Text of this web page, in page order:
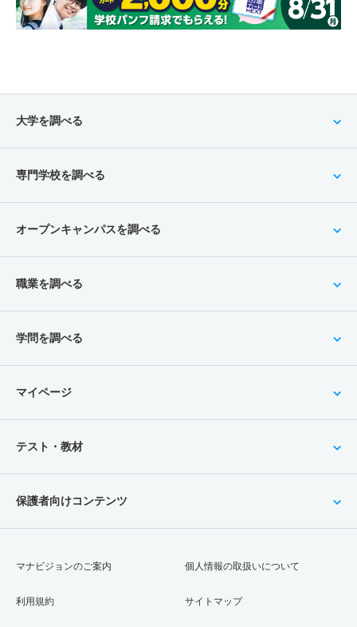
大学を調べる
専門学校を調べる
オープンキャンパスを調べる
職業を調べる
学問を調べる
マイページ
テスト・教材
保護者向けコンテンツ
マナビジョンのご案内
利用規約
個人情報の取扱いについて
サイトマップ